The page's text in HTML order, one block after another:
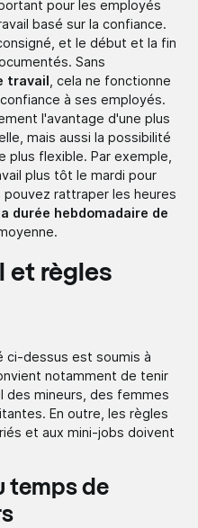
pour les employés
basé sur la confiance.
et le début et la fin
Sans
travail , cela ne fonctionne
à ses employés.
l'avantage d'une plus
mais aussi la possibilité
plus flexible. Par exemple,
plus tôt le mardi pour
rattraper les heures
durée hebdomadaire de
et règles
ci-dessus est soumis à
notamment de tenir
des mineurs, des femmes
En outre, les règles
et aux mini-jobs doivent
temps de